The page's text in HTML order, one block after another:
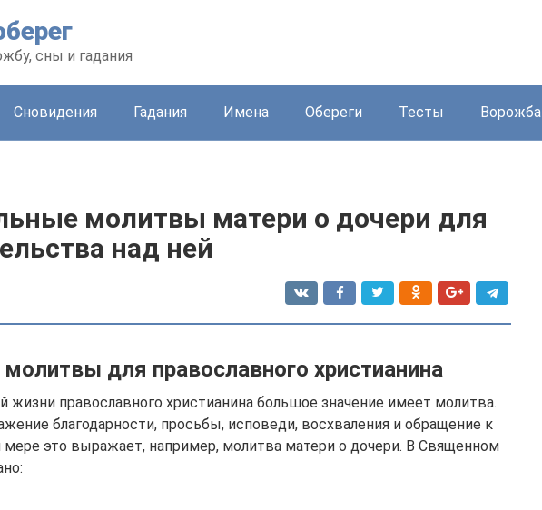
сны и гадания
Сновидения Гадания Имена Обереги Тесты Ворожба
молитвы матери о дочери для
над ней
молитвы для православного христианина
жизни православного христианина большое значение имеет молитва.
благодарности, просьбы, исповеди, восхваления и обращение к
мере это выражает, например, молитва матери о дочери. В Священном